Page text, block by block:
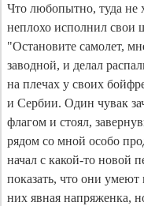
Что любопытно, туда не
неплохо исполнил свои
"Остановите самолет,
заводной, и делал
на плечах у своих
и Сербии. Один чувак
флагом и стоял,
рядом со мной особо
начал с какой-то новой
показать, что они
них явная напряженка,